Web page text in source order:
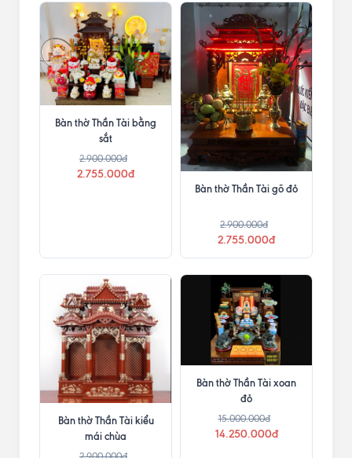
Bàn thờ Thần Tài bằng
sắt
2.900.000đ
2.755.000đ
Bàn thờ Thần Tài gõ đỏ
2.900.000đ
2.755.000đ
Bàn thờ Thần Tài kiểu
mái chùa
Bàn thờ Thần Tài xoan
đỏ
15.000.000đ
14.250.000đ